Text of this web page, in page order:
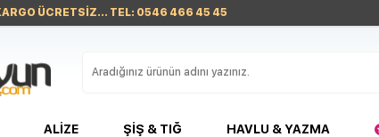
ÜCRETSİZ... TEL: 0546 466 45 45
ALIZE ŞIŞ & TIĞ HAVLU & YAZMA